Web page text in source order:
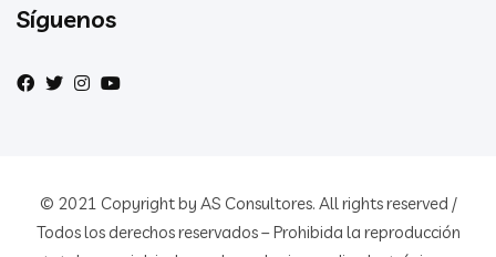
Síguenos
© 2021 Copyright by AS Consultores. All rights reserved /
Todos los derechos reservados – Prohibida la reproducción